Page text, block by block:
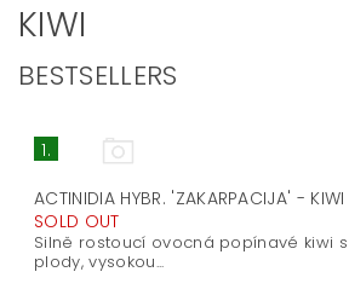
KIWI
BESTSELLERS
1.
ACTINIDIA HYBR. 'ZAKARPACIJA' - KIWI
SOLD OUT
Silně rostoucí ovocná popínavé kiwi
plody, vysokou...